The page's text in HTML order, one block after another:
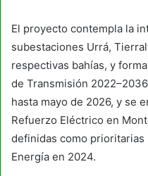
El proyecto contempla la
subestaciones Urrá,
respectivas bahías, y
de Transmisión
hasta mayo de 2026, y se
Refuerzo Eléctrico en
definidas como
Energía en 2024.